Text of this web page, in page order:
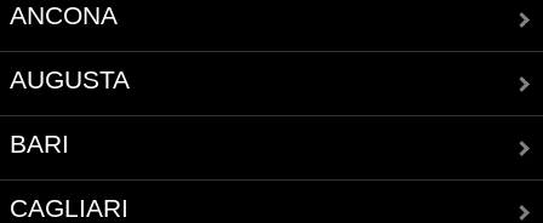
ANCONA
AUGUSTA
BARI
CAGLIARI